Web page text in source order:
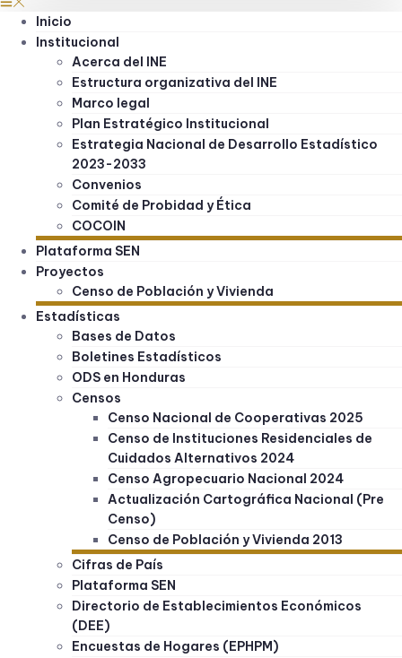
Inicio
Institucional
Acerca del INE
Estructura organizativa del INE
Marco legal
Plan Estratégico Institucional
Estrategia Nacional de Desarrollo Estadístico
2023-2033
Convenios
Comité de Probidad y Ética
COCOIN
Plataforma SEN
Proyectos
Censo de Población y Vivienda
Estadísticas
Bases de Datos
Boletines Estadísticos
ODS en Honduras
Censos
Censo Nacional de Cooperativas 2025
Censo de Instituciones Residenciales de
Cuidados Alternativos 2024
Censo Agropecuario Nacional 2024
Actualización Cartográfica Nacional (Pre
Censo)
Censo de Población y Vivienda 2013
Cifras de País
Plataforma SEN
Directorio de Establecimientos Económicos
(DEE)
Encuestas de Hogares (EPHPM)